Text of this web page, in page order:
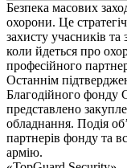
Безпека масових
охорони. Це
захисту учасників
коли йдеться про
професійного
Останнім
Благодійного фонду
представлено
обладнання. Подія
партнерів фонду та
армію.